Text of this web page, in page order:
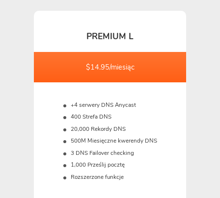
PREMIUM L
$14.95/miesiąc
+4 serwery DNS Anycast
400 Strefa DNS
20,000 Rekordy DNS
500M Miesięczne kwerendy DNS
3 DNS Failover checking
1,000 Prześlij pocztę
Rozszerzone funkcje